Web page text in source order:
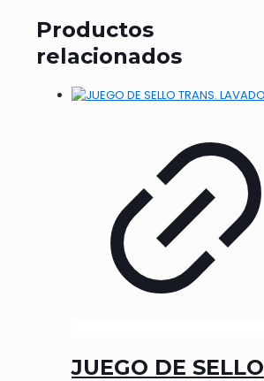
Productos
relacionados
JUEGO DE SELLO